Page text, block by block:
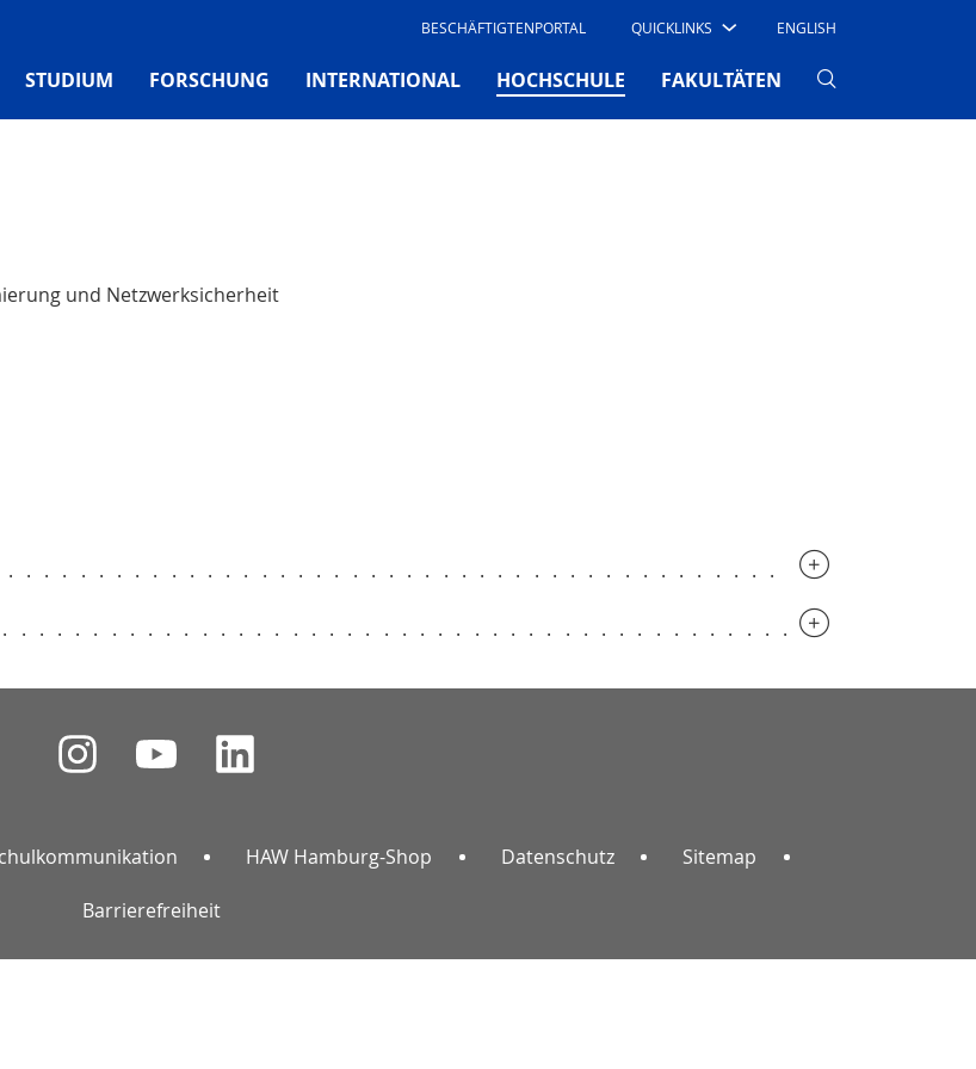
BESCHÄFTIGTENPORTAL QUICKLINKS ENGLISH
STUDIUM FORSCHUNG INTERNATIONAL HOCHSCHULE (CURRENT)
FAKULTÄTEN
und Netzwerksicherheit
HAW Hamburg-Shop Datenschutz Sitemap
Barrierefreiheit